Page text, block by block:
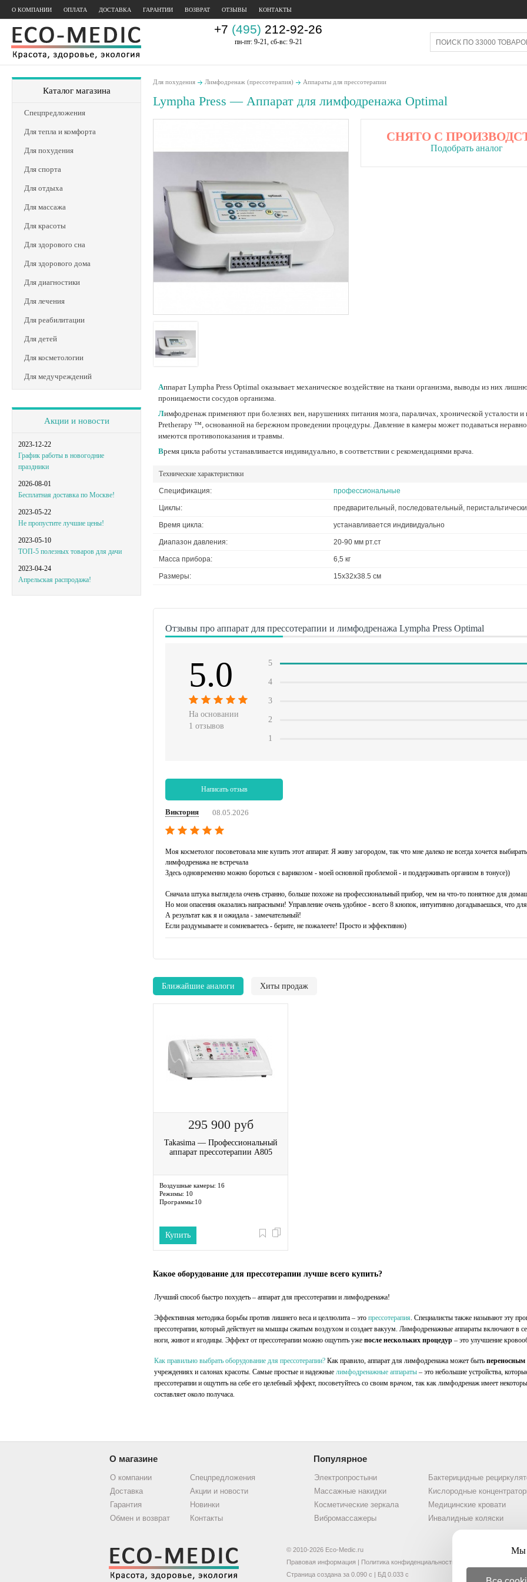
О КОМПАНИИ ОПЛАТА ДОСТАВКА ГАРАНТИИ ВОЗВРАТ ОТЗЫВЫ КОНТАКТЫ
+7 (495) 212-92-26
пн-пт: 9-21, сб-вс: 9-21
Каталог магазина
Спецпредложения
Для тепла и комфорта
Для похудения
Для спорта
Для отдыха
Для массажа
Для красоты
Для здорового сна
Для здорового дома
Для диагностики
Для лечения
Для реабилитации
Для детей
Для косметологии
Для медучреждений
Акции и новости
2023-12-22
График работы в новогодние
праздники
2026-08-01
Бесплатная доставка по Москве!
2023-05-22
Не пропустите лучшие цены!
2023-05-10
ТОП-5 полезных товаров для дачи
2023-04-24
Апрельская распродажа!
Для похудения Лимфодренаж (прессотерапия) Аппараты для прессотерапии
Lympha Press — Аппарат для лимфодренажа Optimal
СНЯТО С
Подобрать аналог
Аппарат Lympha Press Optimal оказывает механическое воздействие на ткани организма, выводы из них лишнюю жидкость и способствуя нормализации кровообращения и
проницаемости сосудов организма.
Лимфодренаж применяют при болезнях вен, нарушениях питания мозга, параличах, хронической усталости и коррекции фигуры. Аппарат работает по запатентованной технологии
Pretherapy ™, основанной на бережном проведении процедуры. Давление в камеры может подаваться
имеются противопоказания и травмы.
Время цикла работы устанавливается индивидуально, в соответствии с рекомендациями врача.
Технические характеристики
Спецификация: профессиональные
Циклы: предварительный, последовательный,
Время цикла: устанавливается индивидуально
Диапазон давления: 20-90 мм рт.ст
Масса прибора: 6,5 кг
Размеры: 15x32x38.5 см
Отзывы про аппарат для прессотерапии и лимфодренажа Lympha Press Optimal
5.0
На основании
1 отзывов
5
4
3
2
1
Написать отзыв
Виктория 08.05.2026
Моя косметолог посоветовала мне купить этот аппарат. Я живу загородом, так что мне далеко не всегда хочется
лимфодренажа не встречала
Здесь одновременно можно бороться с варикозом - моей основной проблемой - и поддерживать организм в тонусе))
Сначала штука выглядела очень странно, больше похоже на профессиональный прибор, чем на что-то понятное для
Но мои опасения оказались напрасными! Управление очень удобное - всего 8 кнопок, интуитивно догадываешься, что
А результат как я и ожидала - замечательный!
Если раздумываете и сомневаетесь - берите, не пожалеете! Просто и эффективно)
Ближайшие аналоги Хиты продаж
295 900 руб
Takasima — Профессиональный
аппарат прессотерапии A805
Воздушные камеры: 16
Режимы: 10
Программы:10
Купить
Какое оборудование для прессотерапии лучше всего купить?
Лучший способ быстро похудеть – аппарат для прессотерапии и лимфодренажа!
Эффективная методика борьбы против лишнего веса и целлюлита – это прессотерапия. Специалисты также называют эту
прессотерапии, который действует на мышцы сжатым воздухом и создает вакуум. Лимфодренажные аппараты включают в
ноги, живот и ягодицы. Эффект от прессотерапии можно ощутить уже после нескольких процедур – это улучшение
Как правильно выбрать оборудование для прессотерапии? Как правило, аппарат для лимфодренажа может быть переносным
учреждениях и салонах красоты. Самые простые и надежные лимфодренажные аппараты – это небольшие устройства,
прессотерапии и ощутить на себе его целебный эффект, посоветуйтесь со своим врачом, так как лимфодренаж имеет
составляет около получаса.
О магазине Популярное
О компании
Доставка
Гарантия
Обмен и возврат
Спецпредложения
Акции и новости
Новинки
Контакты
Электропростыни
Массажные накидки
Косметические зеркала
Вибромассажеры
Бактерицидные
Кислородные
Медицинские кровати
Инвалидные коляски
© 2010-2026 Eco-Medic.ru
Правовая информация | Политика конфиденциальности
Страница создана за 0.090 с | БД 0.033 с
Мы